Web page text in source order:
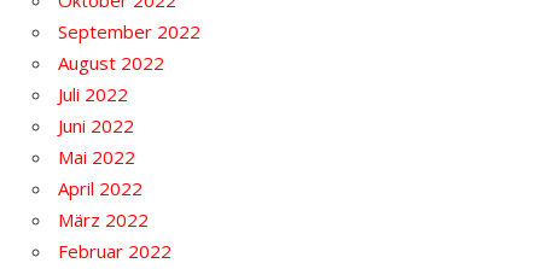
September 2022
August 2022
Juli 2022
Juni 2022
Mai 2022
April 2022
März 2022
Februar 2022